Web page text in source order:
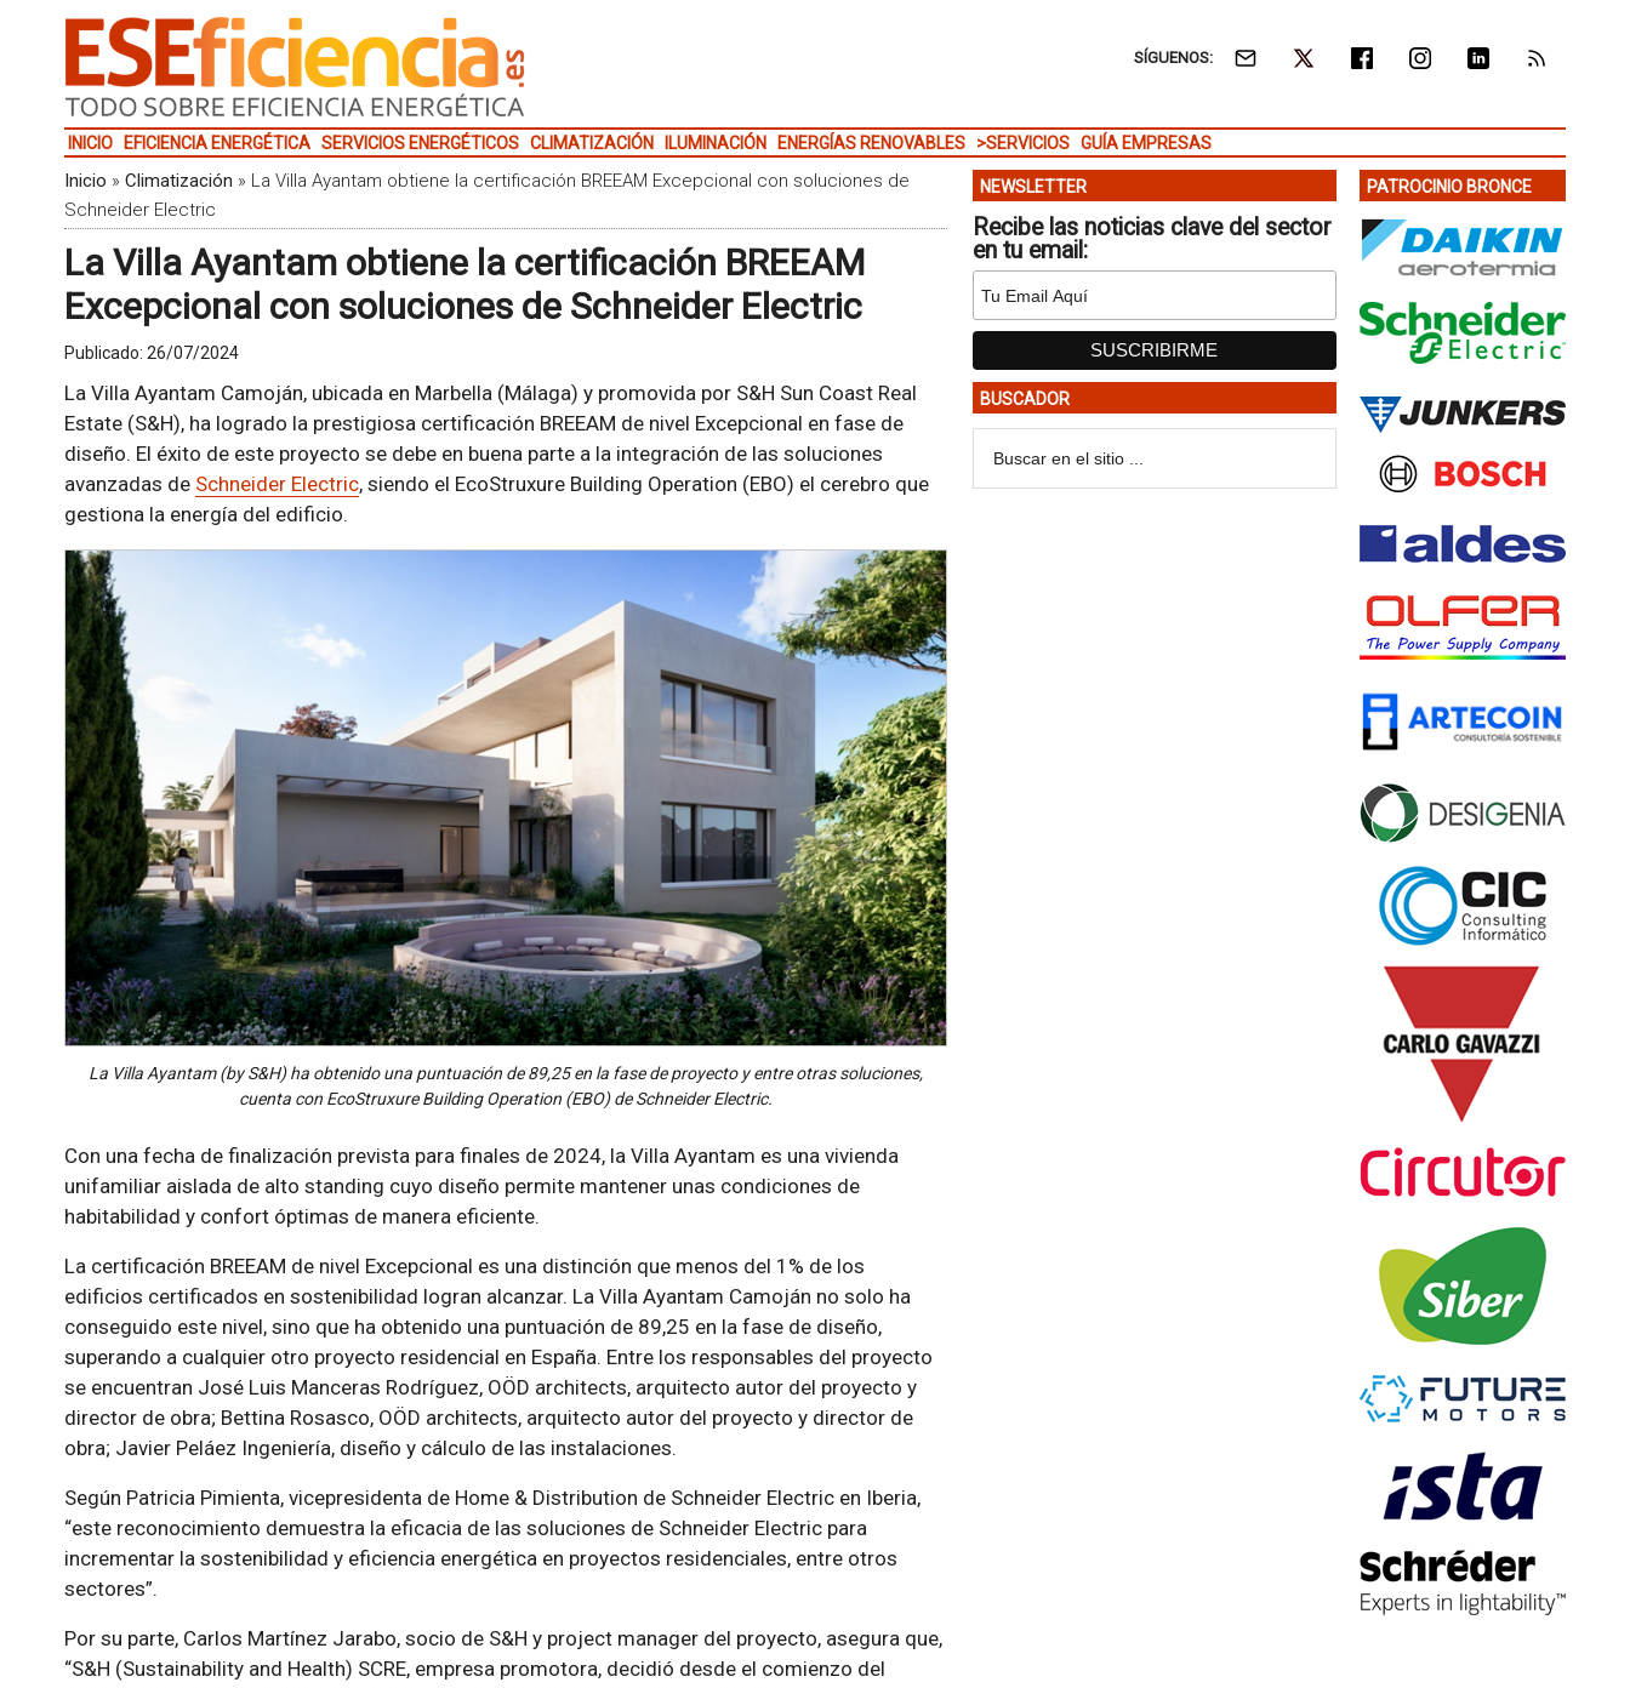
SÍGUENOS:
INICIO EFICIENCIA ENERGÉTICA SERVICIOS ENERGÉTICOS CLIMATIZACIÓN ILUMINACIÓN ENERGÍAS RENOVABLES >SERVICIOS GUÍA EMPRESAS
Inicio » Climatización » La Villa Ayantam obtiene la certificación BREEAM Excepcional con soluciones de
Schneider Electric
La Villa Ayantam obtiene la certificación BREEAM
Excepcional con soluciones de Schneider Electric
Publicado: 26/07/2024
La Villa Ayantam Camoján, ubicada en Marbella (Málaga) y promovida por S&H Sun Coast Real
Estate (S&H), ha logrado la prestigiosa certificación BREEAM de nivel Excepcional en fase de
diseño. El éxito de este proyecto se debe en buena parte a la integración de las soluciones
avanzadas de Schneider Electric, siendo el EcoStruxure Building Operation (EBO) el cerebro que
gestiona la energía del edificio.
La Villa Ayantam (by S&H) ha obtenido una puntuación de 89,25 en la fase de proyecto y entre otras soluciones,
cuenta con EcoStruxure Building Operation (EBO) de Schneider Electric.
Con una fecha de finalización prevista para finales de 2024, la Villa Ayantam es una vivienda
unifamiliar aislada de alto standing cuyo diseño permite mantener unas condiciones de
habitabilidad y confort óptimas de manera eficiente.
La certificación BREEAM de nivel Excepcional es una distinción que menos del 1% de los
edificios certificados en sostenibilidad logran alcanzar. La Villa Ayantam Camoján no solo ha
conseguido este nivel, sino que ha obtenido una puntuación de 89,25 en la fase de diseño,
superando a cualquier otro proyecto residencial en España. Entre los responsables del proyecto
se encuentran José Luis Manceras Rodríguez, OÖD architects, arquitecto autor del proyecto y
director de obra; Bettina Rosasco, OÖD architects, arquitecto autor del proyecto y director de
obra; Javier Peláez Ingeniería, diseño y cálculo de las instalaciones.
Según Patricia Pimienta, vicepresidenta de Home & Distribution de Schneider Electric en Iberia,
“este reconocimiento demuestra la eficacia de las soluciones de Schneider Electric para
incrementar la sostenibilidad y eficiencia energética en proyectos residenciales, entre otros
sectores”.
Por su parte, Carlos Martínez Jarabo, socio de S&H y project manager del proyecto, asegura que,
“S&H (Sustainability and Health) SCRE, empresa promotora, decidió desde el comienzo del
NEWSLETTER
Recibe las noticias clave del sector
en tu email:
BUSCADOR
PATROCINIO BRONCE